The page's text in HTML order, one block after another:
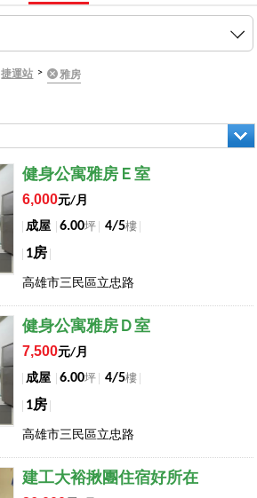
捷運站 > 雅房
健身公寓雅房Ｅ室
6,000元/月
成屋
6.00坪 4/5樓
1房
高雄市三民區立忠路
健身公寓雅房Ｄ室
7,500元/月
成屋
6.00坪 4/5樓
1房
高雄市三民區立忠路
建工大裕揪團住宿好所在